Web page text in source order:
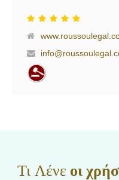
δίκαιο καθώς και στο
μεταφράσεις και υποθέσεις
Ελένη παρέχει παντός τύπου
Υπηρεσίες: Αστικό Δίκαιο,
Δίκαιο – Βιοδίκαιο &
Τι Λένεοι